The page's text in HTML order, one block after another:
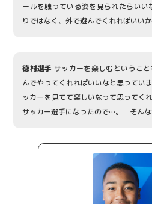
ールを触っている姿を見られたらい
りではなく、外で遊んでくれればいいか
徳村選手 サッカーを楽しむというこ
んでやってくれればいいなと思ってい
ッカーを見てて楽しいなって思ってく
サッカー選手になったので…。 そんな